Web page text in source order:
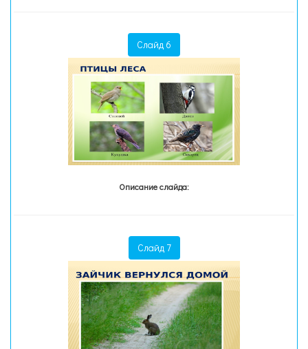
Слайд 6
Описание слайда:
Слайд 7